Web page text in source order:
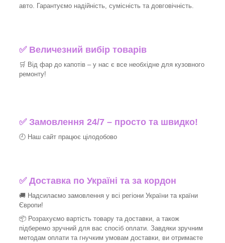
авто. Гарантуємо надійність, сумісність та довговічність.
✅ Величезний вибір товарів
🛒 Від фар до капотів – у нас є все необхідне для кузовного
ремонту!
✅ Замовлення 24/7 – просто та швидко!
🕘 Наш сайт працює цілодобово
✅ Доставка по Україні та за кордон
🚚 Надсилаємо замовлення у всі регіони України та країни
Європи!
📦 Розрахуємо вартість товару та доставки, а також
підберемо зручний для вас спосіб оплати. Завдяки зручним
методам оплати та гнучким умовам доставки, ви отримаєте